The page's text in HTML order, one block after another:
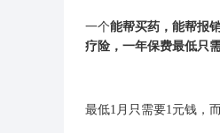
一个能帮买药，能帮报
疗险，一年保费最低只
最低1月只需要1元钱，